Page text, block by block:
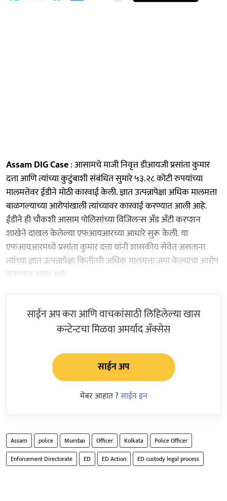
Assam DIG Case: आसामचे माजी निवृत्त डीआयजी प्रसांता कुमार
दत्ता आणि त्यांच्या कुटुंबाशी संबंधित सुमारे ५३.२८ कोटी रुपयांच्या
मालमत्तेवर ईडीने मोठी कारवाई केली. ज्ञात उत्पन्नापेक्षा अधिक मालमत्ता
बाळगल्याच्या आरोपांखाली त्यांच्यावर कारवाई करण्यात आली आहे.
ईडीने ही चौकशी आसाम पोलिसांच्या विजिलन्स अँड अँटी करप्शन
शाखेने दाखल केलेल्या एफआयआरच्या आधारे सुरू केली. या
एफआयआरमध्ये प्रसांता कुमार दत्ता यांनी शासकीय सेवेत असताना
त्यांच्या ज्ञात उत्पन्नापेक्षा कितीतरी अधिक मालमत्ता जमा केल्याचा आरोप
करण्यात आला आहे.
साईन अप करा आणि वाचकांसाठी लिहिलेल्या खास
कन्टेन्टचा मिळवा अमर्याद ॲक्सेस
साईन अप
मेंबर आहात ?साईन इन
Assam police Mumbai Officer Kolkata
Police Officer
Enforcement Directorate
ED ED Action ED custody legal process